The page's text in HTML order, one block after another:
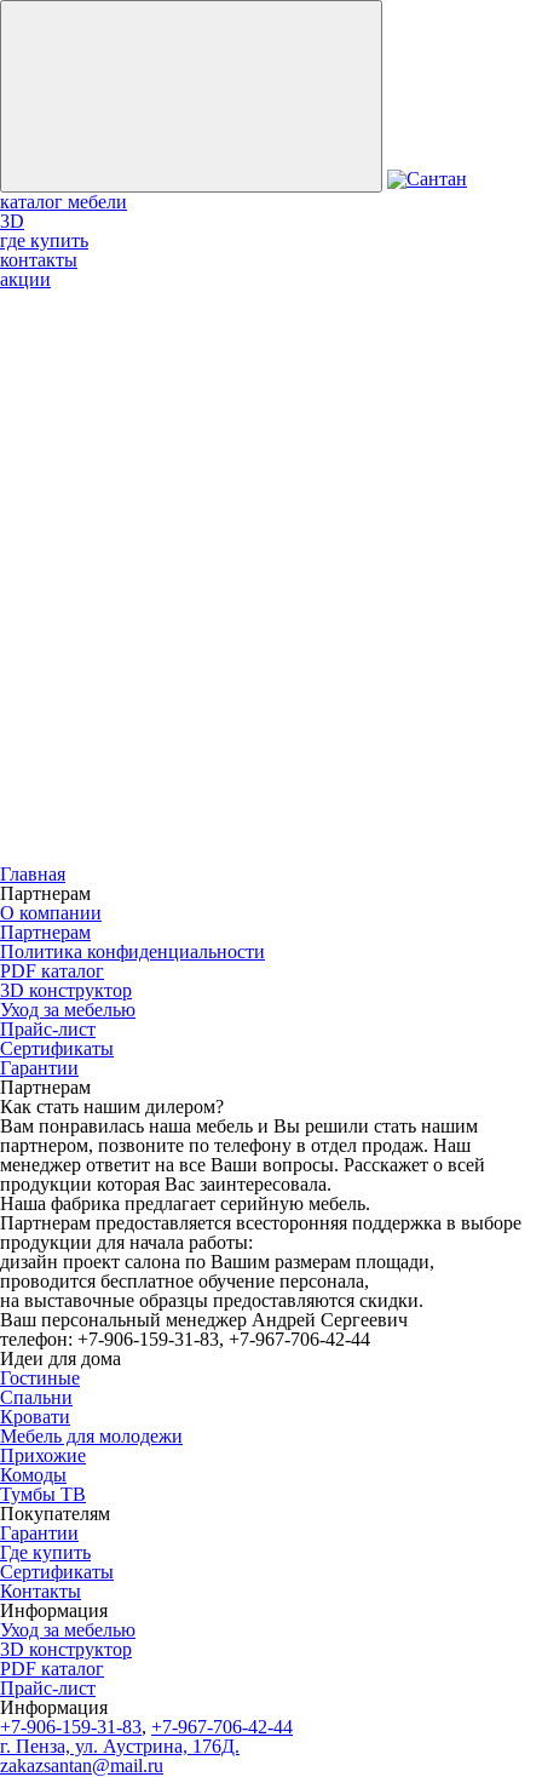
каталог мебели
3D
где купить
контакты
акции
Главная
Партнерам
О компании
Партнерам
Политика конфиденциальности
PDF каталог
3D конструктор
Уход за мебелью
Прайс-лист
Сертификаты
Гарантии
Партнерам
Как стать нашим дилером?
Вам понравилась наша мебель и Вы решили стать нашим
партнером, позвоните по телефону в отдел продаж. Наш
менеджер ответит на все Ваши вопросы. Расскажет о всей
продукции которая Вас заинтересовала.
Наша фабрика предлагает серийную мебель.
Партнерам предоставляется всесторонняя поддержка в выборе
продукции для начала работы:
дизайн проект салона по Вашим размерам площади,
проводится бесплатное обучение персонала,
на выставочные образцы предоставляются скидки.
Ваш персональный менеджер Андрей Сергеевич
телефон: +7-906-159-31-83, +7-967-706-42-44
Идеи для дома
Гостиные
Спальни
Кровати
Мебель для молодежи
Прихожие
Комоды
Тумбы ТВ
Покупателям
Гарантии
Где купить
Сертификаты
Контакты
Информация
Уход за мебелью
3D конструктор
PDF каталог
Прайс-лист
Информация
+7-906-159-31-83, +7-967-706-42-44
г. Пенза, ул. Аустрина, 176Д.
zakazsantan@mail.ru